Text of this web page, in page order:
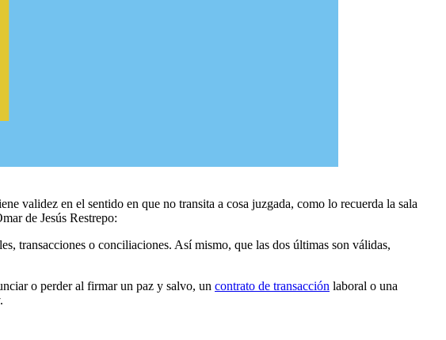
validez en el sentido en que no transita a cosa juzgada, como lo recuerda la sala
de Jesús Restrepo:
transacciones o conciliaciones. Así mismo, que las dos últimas son válidas,
o perder al firmar un paz y salvo, un contrato de transacción laboral o una